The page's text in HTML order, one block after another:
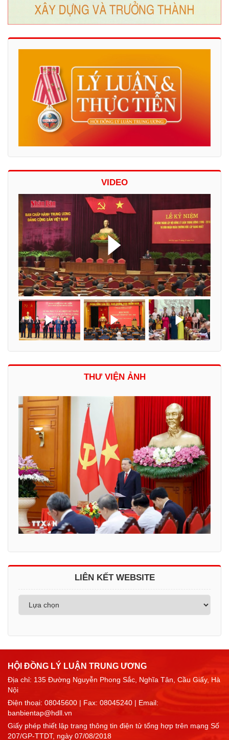
VIDEO
THƯ VIỆN ẢNH
LIÊN KẾT WEBSITE
HỘI ĐỒNG LÝ LUẬN TRUNG ƯƠNG
Địa chỉ: 135 Đường Nguyễn Phong Sắc, Nghĩa Tân, Cầu Giấy, Hà
Nội
Điện thoại: 08045600 | Fax: 08045240 | Email:
banbientap@hdll.vn
Giấy phép thiết lập trang thông tin điện tử tổng hợp trên mạng Số
207/GP-TTDT, ngày 07/08/2018